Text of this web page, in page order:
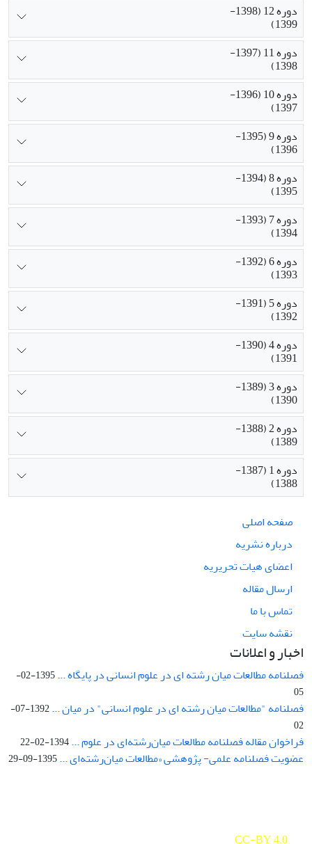
دوره 12 (1398-
1399)
دوره 11 (1397-
1398)
دوره 10 (1396-
1397)
دوره 9 (1395-
1396)
دوره 8 (1394-
1395)
دوره 7 (1393-
1394)
دوره 6 (1392-
1393)
دوره 5 (1391-
1392)
دوره 4 (1390-
1391)
دوره 3 (1389-
1390)
دوره 2 (1388-
1389)
دوره 1 (1387-
1388)
صفحه اصلی
درباره نشریه
اعضای هیات تحریریه
ارسال مقاله
تماس با ما
نقشه سایت
اخبار و اعلانات
فصلنامه مطالعات میان رشته ای در علوم انسانی در پایگاه ...
1395-02-
05
فصلنامه "مطالعات میان رشته ای در علوم انسانی" در میان ...
1392-07-
02
فراخوان مقاله فصلنامه مطالعات میان‌رشته‌ای در علوم ...1394-02-22
عضویت فصلنامه علمی- پژوهشی «مطالعات میان‌رشته‌ای ...1395-09-29